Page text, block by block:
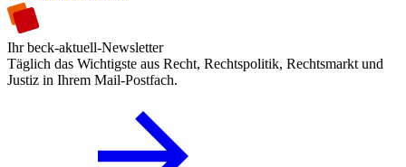
Ihr beck-aktuell-Newsletter
Täglich das Wichtigste aus Recht, Rechtspolitik, Rechtsmarkt und
Justiz in Ihrem Mail-Postfach.